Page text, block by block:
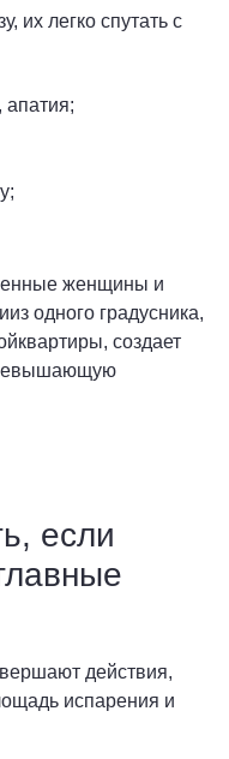
их легко спутать с
апатия;
женщины и
одного градусника,
создает
если
действия,
испарения и